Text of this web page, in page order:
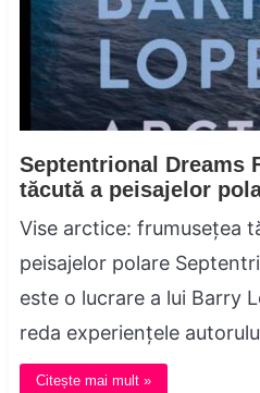
Septentrional Dreams
tăcută a peisajelor
Vise arctice: frumusețea
peisajelor polare
este o lucrare a lui Barry
reda experiențele
Citește mai mult »